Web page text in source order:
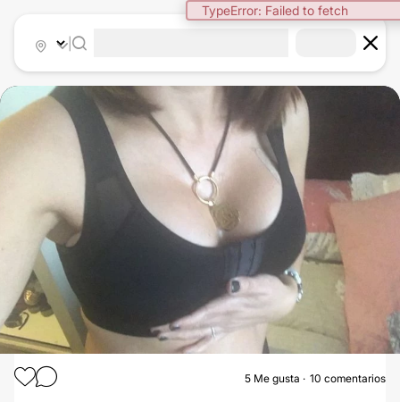
TypeError: Failed to fetch
AUMENTO MAMARIO
5 Me gusta 10 comentarios